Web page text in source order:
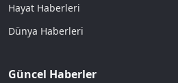
Hayat Haberleri
Dünya Haberleri
Güncel Haberler